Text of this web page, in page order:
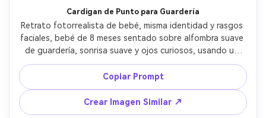
Cardigan de Punto para Guardería
Retrato fotorrealista de bebé, misma identidad y rasgos
faciales, bebé de 8 meses sentado sobre alfombra suave
de guardería, sonrisa suave y ojos curiosos, usando un
cardigan crema de punto sobre un body verde salvia,
calcetines pequeños, cabello natural suave, guardería
acogedora con cuna de madera y móvil difuminado al
fondo, luz de ventana matinal con sombras suaves, Sony
A7IV, 85mm f/1.4, poca profundidad de campo, encuadre
Copiar Prompt
Crear Imagen Similar ↗